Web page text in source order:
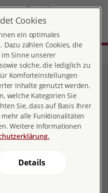
DE
Verein | Mitgliedschaft
Renate Reddemann
Cookies
ein optimales
zählen Cookies, die
Sinne unserer
solche, die lediglich zu
Komforteinstellungen
Inhalte genutzt werden.
welche Kategorien Sie
Sie, dass auf Basis Ihrer
alle Funktionalitäten
Weitere Informationen
Details